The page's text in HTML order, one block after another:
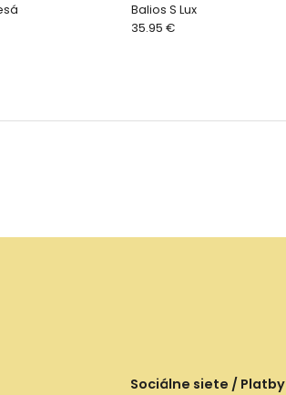
Balios S Lux
35.95 €
Sociálne siete / Platby